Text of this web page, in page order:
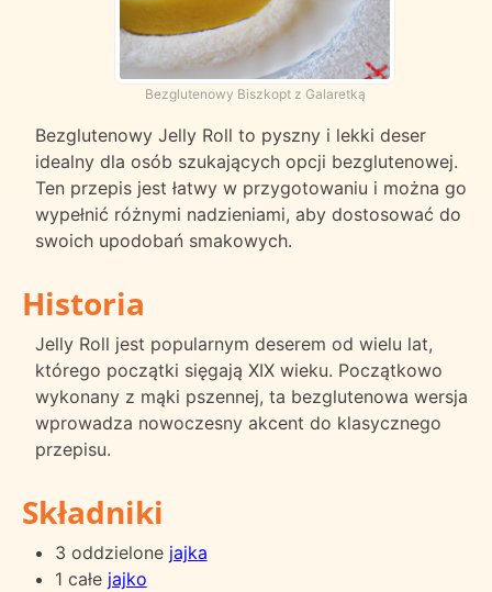
Bezglutenowy Biszkopt z Galaretką
Bezglutenowy Jelly Roll to pyszny i lekki deser
idealny dla osób szukających opcji bezglutenowej.
Ten przepis jest łatwy w przygotowaniu i można go
wypełnić różnymi nadzieniami, aby dostosować do
swoich upodobań smakowych.
Historia
Jelly Roll jest popularnym deserem od wielu lat,
którego początki sięgają XIX wieku. Początkowo
wykonany z mąki pszennej, ta bezglutenowa wersja
wprowadza nowoczesny akcent do klasycznego
przepisu.
Składniki
3 oddzielone jajka
1 całe jajko